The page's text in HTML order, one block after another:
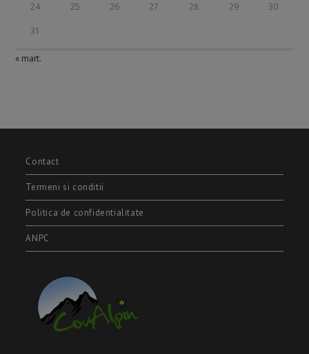
24 25 26 27 28 29 30
31
« mart.
Contact
Termeni si conditii
Politica de confidentialitate
ANPC